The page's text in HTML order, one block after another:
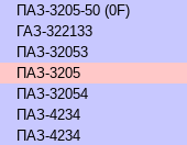
ПАЗ-3205-50 (0F)
ГАЗ-322133
ПАЗ-32053
ПАЗ-3205
ПАЗ-32054
ПАЗ-4234
ПАЗ-4234